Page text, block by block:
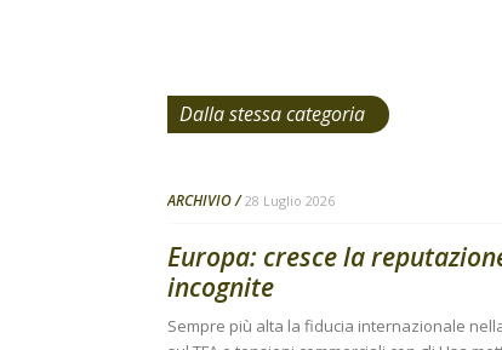
Dalla stessa categoria
ARCHIVIO 28 Luglio 2026
Europa: cresce la
incognite
Sempre più alta la fiducia internazionale